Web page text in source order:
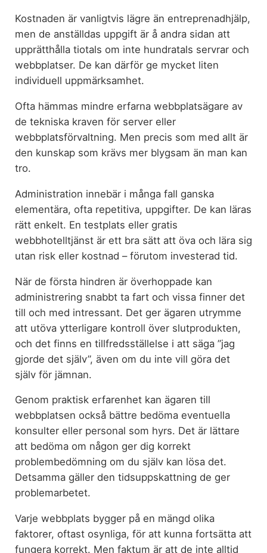
Kostnaden är vanligtvis lägre än entreprenadhjälp,
men de anställdas uppgift är å andra sidan att
upprätthålla tiotals om inte hundratals servrar och
webbplatser. De kan därför ge mycket liten
individuell uppmärksamhet.
Ofta hämmas mindre erfarna webbplatsägare av
de tekniska kraven för server eller
webbplatsförvaltning. Men precis som med allt är
den kunskap som krävs mer blygsam än man kan
tro.
Administration innebär i många fall ganska
elementära, ofta repetitiva, uppgifter. De kan läras
rätt enkelt. En testplats eller gratis
webbhotelltjänst är ett bra sätt att öva och lära sig
utan risk eller kostnad – förutom investerad tid.
När de första hindren är överhoppade kan
administrering snabbt ta fart och vissa finner det
till och med intressant. Det ger ägaren utrymme
att utöva ytterligare kontroll över slutprodukten,
och det finns en tillfredsställelse i att säga ”jag
gjorde det själv”, även om du inte vill göra det
själv för jämnan.
Genom praktisk erfarenhet kan ägaren till
webbplatsen också bättre bedöma eventuella
konsulter eller personal som hyrs. Det är lättare
att bedöma om någon ger dig korrekt
problembedömning om du själv kan lösa det.
Detsamma gäller den tidsuppskattning de ger
problemarbetet.
Varje webbplats bygger på en mängd olika
faktorer, oftast osynliga, för att kunna fortsätta att
fungera korrekt. Men faktum är att de inte alltid